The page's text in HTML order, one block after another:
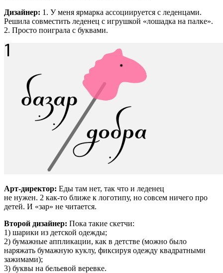
Дизайнер: 1. У меня ярмарка ассоциируется с леденцами.
Решила совместить леденец с игрушкой «лошадка на палке».
2. Просто поиграла с буквами.
Арт-директор: Еды там нет, так что и леденец
не нужен. 2 как-то ближе к логотипу, но совсем ничего про
детей. И «зар» не читается.
Второй дизайнер: Пока такие скетчи:
1) шарики из детской одежды;
2) бумажные аппликации, как в детстве (можно было
наряжать бумажную куклу, фиксируя одежду квадратными
зажимами);
3) буквы на бельевой веревке.